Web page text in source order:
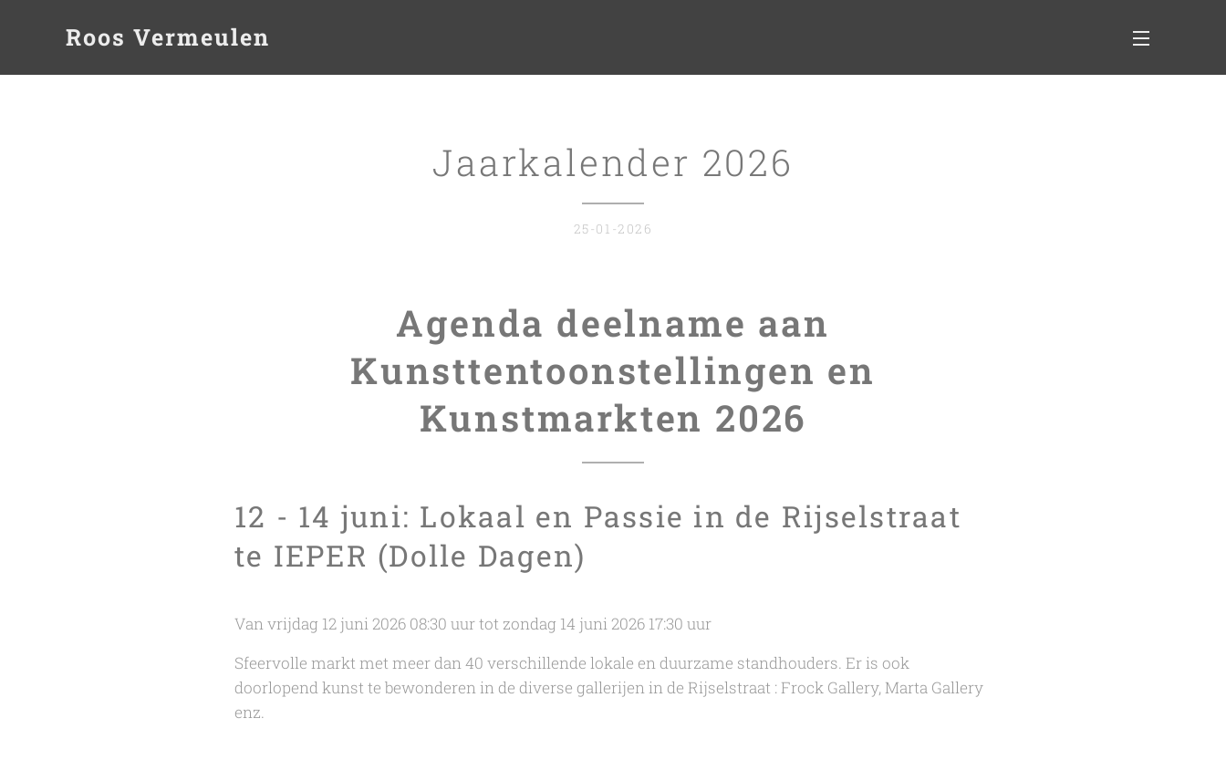
Roos Vermeulen
Jaarkalender 2026
25-01-2026
Agenda deelname aan
Kunsttentoonstellingen en
Kunstmarkten 2026
12 - 14 juni: Lokaal en Passie in de Rijselstraat
te IEPER (Dolle Dagen)
Van vrijdag 12 juni 2026 08:30 uur tot zondag 14 juni 2026 17:30 uur
Sfeervolle markt met meer dan 40 verschillende lokale en duurzame standhouders. Er is ook
doorlopend kunst te bewonderen in de diverse gallerijen in de Rijselstraat : Frock Gallery, Marta Gallery
enz.